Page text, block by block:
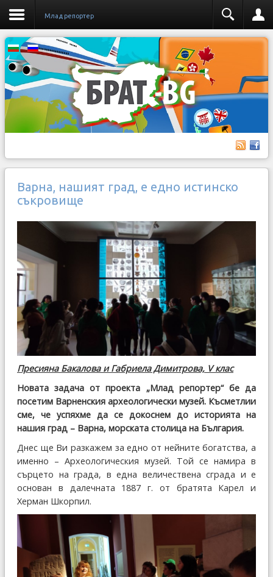
Млад репортер
Варна, нашият град, е едно истинско
съкровище
Пресияна Бакалова и Габриела Димитрова, V клас
Новата задача от проекта „Млад репортер“ бе да
посетим Варненския археологически музей. Късметлии
сме, че успяхме да се докоснем до историята на
нашия град – Варна, морската столица на България.
Днес ще Ви разкажем за едно от нейните богатства, а
именно – Археологическия музей. Той се намира в
сърцето на града, в една величествена сграда и е
основан в далечната 1887 г. от братята Карел и
Херман Шкорпил.